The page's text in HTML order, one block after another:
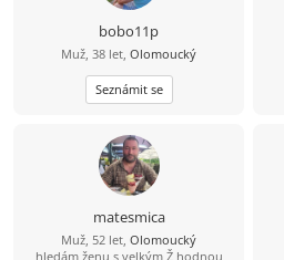
bobo11p
Muž, 38 let, Olomoucký
Seznámit se
matesmica
Muž, 52 let, Olomoucký
hledám ženu s velkým Ž hodnou